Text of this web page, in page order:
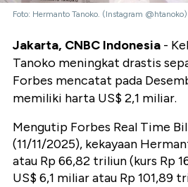
Foto: Hermanto Tanoko. (Instagram @htanoko)
Jakarta, CNBC Indonesia -
Tanoko meningkat drastis
Forbes mencatat pada
memiliki harta US$ 2,1 miliar.
Mengutip Forbes Real Time
(11/11/2025), kekayaan
atau Rp 66,82 triliun (kurs Rp
US$ 6,1 miliar atau Rp 101,89